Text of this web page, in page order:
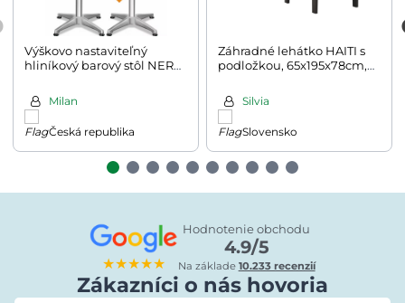
Výškovo nastaviteľný
hliníkový barový stôl NERO,
Milan
Česká republika
Záhradné lehátko HAITI s
podložkou, 65x195x78cm,
Silvia
Slovensko
★★★★★
Hodnotenie obchodu
4.9/5
Na základe 10.233 recenzií
Zákazníci o nás hovoria